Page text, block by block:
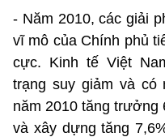
- Năm 2010, các giải
vĩ mô của Chính phủ
cực. Kinh tế Việt
trạng suy giảm và có
năm 2010 tăng trưởng
và xây dựng tăng